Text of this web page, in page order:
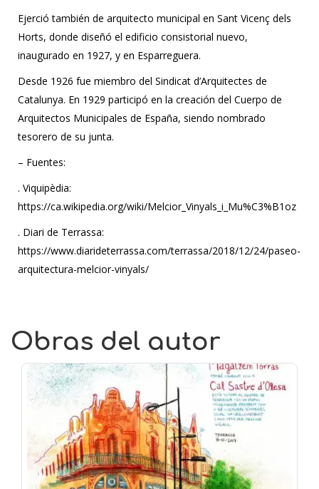
Ejerció también de arquitecto municipal en Sant Vicenç dels
Horts, donde diseñó el edificio consistorial nuevo,
inaugurado en 1927, y en Esparreguera.
Desde 1926 fue miembro del Sindicat d’Arquitectes de
Catalunya. En 1929 participó en la creación del Cuerpo de
Arquitectos Municipales de España, siendo nombrado
tesorero de su junta.
– Fuentes:
. Viquipèdia:
https://ca.wikipedia.org/wiki/Melcior_Vinyals_i_Mu%C3%B1oz
. Diari de Terrassa:
https://www.diarideterrassa.com/terrassa/2018/12/24/paseo-
arquitectura-melcior-vinyals/
Obras del autor